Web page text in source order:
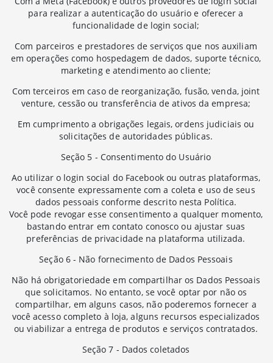
para realizar a autenticação do usuário e oferecer a
funcionalidade de login social;
Com parceiros e prestadores de serviços que nos auxiliam
em operações como hospedagem de dados, suporte técnico,
marketing e atendimento ao cliente;
Com terceiros em caso de reorganização, fusão, venda, joint
venture, cessão ou transferência de ativos da empresa;
Em cumprimento a obrigações legais, ordens judiciais ou
solicitações de autoridades públicas.
Seção 5 - Consentimento do Usuário
Ao utilizar o login social do Facebook ou outras plataformas,
você consente expressamente com a coleta e uso de seus
dados pessoais conforme descrito nesta Política.
Você pode revogar esse consentimento a qualquer momento,
bastando entrar em contato conosco ou ajustar suas
preferências de privacidade na plataforma utilizada.
Seção 6 - Não fornecimento de Dados Pessoais
Não há obrigatoriedade em compartilhar os Dados Pessoais
que solicitamos. No entanto, se você optar por não os
compartilhar, em alguns casos, não poderemos fornecer a
você acesso completo à loja, alguns recursos especializados
ou viabilizar a entrega de produtos e serviços contratados.
Seção 7 - Dados coletados